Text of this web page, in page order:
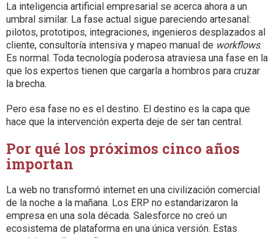
La inteligencia artificial empresarial se acerca ahora a un
umbral similar. La fase actual sigue pareciendo artesanal:
pilotos, prototipos, integraciones, ingenieros desplazados al
cliente, consultoría intensiva y mapeo manual de workflows.
Es normal. Toda tecnología poderosa atraviesa una fase en la
que los expertos tienen que cargarla a hombros para cruzar
la brecha.
Pero esa fase no es el destino. El destino es la capa que
hace que la intervención experta deje de ser tan central.
Por qué los próximos cinco años
importan
La web no transformó internet en una civilización comercial
de la noche a la mañana. Los ERP no estandarizaron la
empresa en una sola década. Salesforce no creó un
ecosistema de plataforma en una única versión. Estas